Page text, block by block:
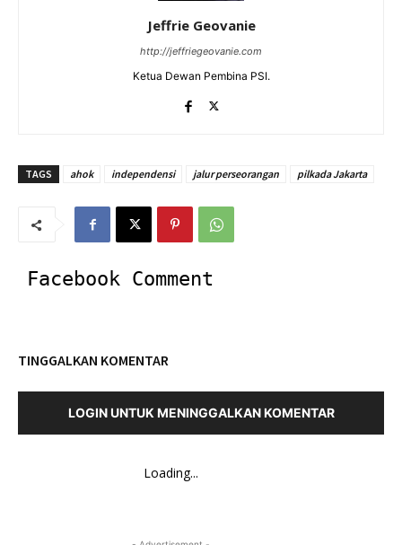
Jeffrie Geovanie
http://jeffriegeovanie.com
Ketua Dewan Pembina PSI.
TAGS ahok independensi jalur perseorangan pilkada Jakarta
Facebook Comment
TINGGALKAN KOMENTAR
LOGIN UNTUK MENINGGALKAN KOMENTAR
Loading...